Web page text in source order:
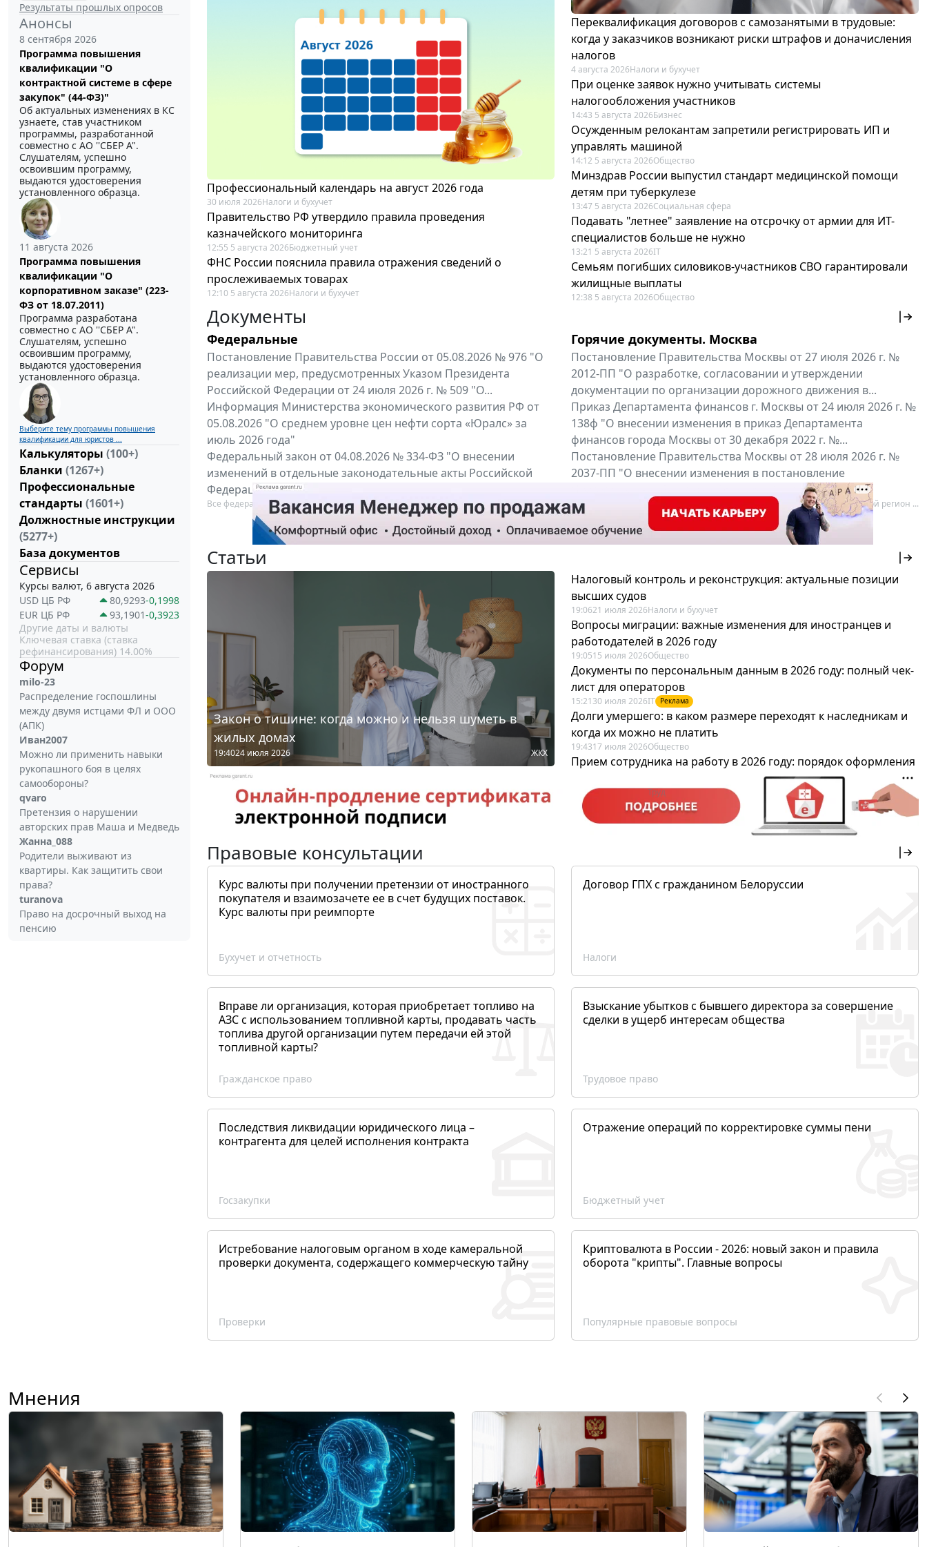
Результаты прошлых опросов
Анонсы
8 сентября 2026
Программа повышения
квалификации "О
контрактной системе в сфере
закупок" (44-ФЗ)"
Об актуальных изменениях в КС
узнаете, став участником
программы, разработанной
совместно с АО ''СБЕР А".
Слушателям, успешно
освоившим программу,
выдаются удостоверения
установленного образца.
11 августа 2026
Программа повышения
квалификации "О
корпоративном заказе" (223-
ФЗ от 18.07.2011)
Программа разработана
совместно с АО ''СБЕР А".
Слушателям, успешно
освоившим программу,
выдаются удостоверения
установленного образца.
Выберите тему программы повышения
квалификации для юристов ...
Калькуляторы (100+)
Бланки (1267+)
Профессиональные
стандарты (1601+)
Должностные инструкции
(5277+)
База документов
Сервисы
Курсы валют, 6 августа 2026
USD ЦБ РФ
80,9293-0,1998
EUR ЦБ РФ
93,1901-0,3923
Другие даты и валюты
Ключевая ставка (ставка
рефинансирования) 14.00%
Форум
milo-23
Распределение госпошлины
между двумя истцами ФЛ и ООО
(АПК)
Иван2007
Можно ли применить навыки
рукопашного боя в целях
самообороны?
qvaro
Претензия о нарушении
авторских прав Маша и Медведь
Жанна_088
Родители выживают из
квартиры. Как защитить свои
права?
turanova
Право на досрочный выход на
пенсию
Профессиональный календарь на август 2026 года
30 июля 2026Налоги и бухучет
Правительство РФ утвердило правила проведения
казначейского мониторинга
12:55 5 августа 2026Бюджетный учет
ФНС России пояснила правила отражения сведений о
прослеживаемых товарах
12:10 5 августа 2026Налоги и бухучет
Переквалификация договоров с самозанятыми в трудовые:
когда у заказчиков возникают риски штрафов и доначисления
налогов
4 августа 2026Налоги и бухучет
При оценке заявок нужно учитывать системы
налогообложения участников
14:43 5 августа 2026Бизнес
Осужденным релокантам запретили регистрировать ИП и
управлять машиной
14:12 5 августа 2026Общество
Минздрав России выпустил стандарт медицинской помощи
детям при туберкулезе
13:47 5 августа 2026Социальная сфера
Подавать "летнее" заявление на отсрочку от армии для ИТ-
специалистов больше не нужно
13:21 5 августа 2026IT
Семьям погибших силовиков-участников СВО гарантировали
жилищные выплаты
12:38 5 августа 2026Общество
Документы
Федеральные
Постановление Правительства России от 05.08.2026 № 976 "О
реализации мер, предусмотренных Указом Президента
Российской Федерации от 24 июля 2026 г. № 509 "О...
Информация Министерства экономического развития РФ от
05.08.2026 "О среднем уровне цен нефти сорта «Юралс» за
июль 2026 года"
Федеральный закон от 04.08.2026 № 334-ФЗ "О внесении
изменений в отдельные законодательные акты Российской
Федерации"
Все федеральные документы
Горячие документы. Москва
Постановление Правительства Москвы от 27 июля 2026 г. №
2012-ПП "О разработке, согласовании и утверждении
документации по организации дорожного движения в...
Приказ Департамента финансов г. Москвы от 24 июля 2026 г. №
138ф "О внесении изменения в приказ Департамента
финансов города Москвы от 30 декабря 2022 г. №...
Постановление Правительства Москвы от 28 июля 2026 г. №
2037-ПП "О внесении изменения в постановление
Правительства Москвы от 26 июля 2011 г. № 334-ПП"
Все региональные документы Мой регион ...
Статьи
Закон о тишине: когда можно и нельзя шуметь в
жилых домах
19:4024 июля 2026 ЖКХ
Налоговый контроль и реконструкция: актуальные позиции
высших судов
19:0621 июля 2026Налоги и бухучет
Вопросы миграции: важные изменения для иностранцев и
работодателей в 2026 году
19:0515 июля 2026Общество
Документы по персональным данным в 2026 году: полный чек-
лист для операторов
15:21 30 июля 2026IT Реклама
Долги умершего: в каком размере переходят к наследникам и
когда их можно не платить
19:4317 июля 2026Общество
Прием сотрудника на работу в 2026 году: порядок оформления
12:2822 июля 2026Труд
Правовые консультации
Курс валюты при получении претензии от иностранного
покупателя и взаимозачете ее в счет будущих поставок.
Курс валюты при реимпорте
Бухучет и отчетность
Договор ГПХ с гражданином Белоруссии
Налоги
Вправе ли организация, которая приобретает топливо на
АЗС с использованием топливной карты, продавать часть
топлива другой организации путем передачи ей этой
топливной карты?
Гражданское право
Взыскание убытков с бывшего директора за совершение
сделки в ущерб интересам общества
Трудовое право
Последствия ликвидации юридического лица –
контрагента для целей исполнения контракта
Госзакупки
Отражение операций по корректировке суммы пени
Бюджетный учет
Истребование налоговым органом в ходе камеральной
проверки документа, содержащего коммерческую тайну
Проверки
Криптовалюта в России - 2026: новый закон и правила
оборота "крипты". Главные вопросы
Популярные правовые вопросы
Мнения